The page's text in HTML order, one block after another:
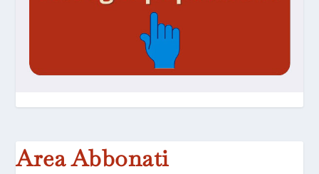
Area Abbonati